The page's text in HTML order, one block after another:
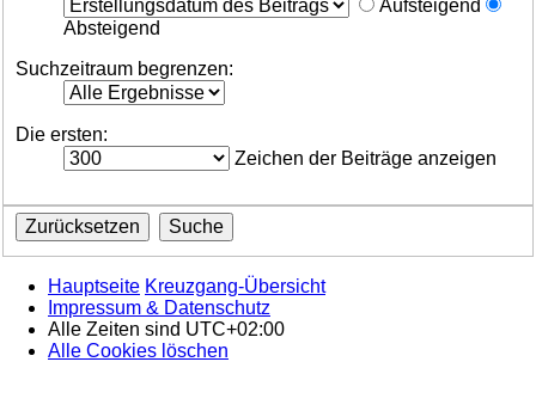
Aufsteigend
Absteigend
Suchzeitraum begrenzen:
Die ersten:
Zeichen der Beiträge anzeigen
Hauptseite Kreuzgang-Übersicht
Impressum & Datenschutz
Alle Zeiten sind UTC+02:00
Alle Cookies löschen